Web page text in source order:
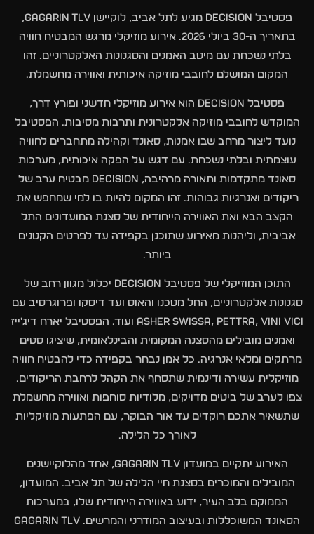
פסטיבל DECISION מגיע לתל אביב, לוקיישן Gagarin TLV,
בתאריך ה-30 ביולי 2026. אירוע מוזיקלי מרגש המבטיח חוויה
בלתי נשכחת עם מיטב האמנים והסגנונות האלקטרוניים. זהו
המקום המושלם לחובבי מוזיקה איכותית ואווירה מחשמלת.
פסטיבל DECISION הוא אירוע מוזיקלי חדשני ופורץ דרך,
המוקדש לחובבי מוזיקה אלקטרונית ותרבות מסיבות. הפסטיבל
נועד ליצור מרחב שבו אמנות, סאונד וקהילה מתחברים לחוויה
עוצמתית ובלתי נשכחת. עם דגש על הפקה איכותית, מערכות
סאונד מתקדמות ותאורה מרהיבה, DECISION מבטיח ערב של
ריקודים ואנרגיות גבוהות. זהו המקום להיות בו למי שמחפש את
הקצב הבא ואת האווירה הייחודית של סצנת המועדונים התל
אביבית, וליהנות מאירוע שתוכנן בקפידה עד לפרטים הקטנים
ביותר.
התוכן המוזיקלי של פסטיבל DECISION יכלול מגוון רחב של
סגנונות אלקטרוניים, החל מטכנו והאוס ועד דיסקו ופרוגרסיב עם
Asher Swissa, Pettra, Vini Vici ועוד. הפסטיבל יארח דיג'ייז
ואמנים מובילים מהסצנה המקומית והבינלאומית, שיציגו סטים
מרתקים ומלאי אנרגיה. כל אמן נבחר בקפידה כדי להבטיח חוויה
מוזיקלית עשירה ודינמית שתסחף את הקהל לרחבת הריקודים.
צפו לערב של ביטים מדויקים, מלודיות סוחפות ואווירה מחשמלת
שתשאיר אתכם רוקדים עד אור הבוקר, עם הפתעות מוזיקליות
לאורך כל הלילה.
האירוע יתקיים במועדון Gagarin TLV, אחד מהלוקיישנים
המובילים והמוכרים בסצנת חיי הלילה של תל אביב. המועדון,
הממוקם בלב העיר, ידוע באווירה הייחודית שלו, במערכות
הסאונד המשוכללות ובעיצוב המודרני והמרשים. Gagarin TLV